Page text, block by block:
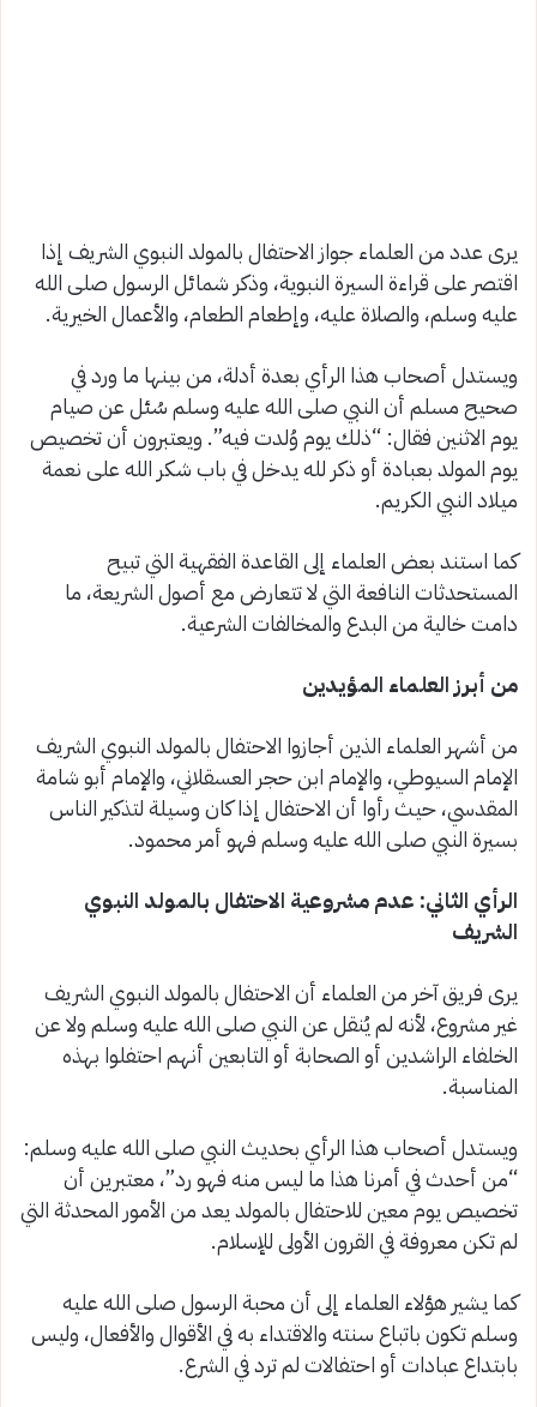
يرى عدد من العلماء جواز الاحتفال بالمولد النبوي الشريف إذا
اقتصر على قراءة السيرة النبوية، وذكر شمائل الرسول صلى الله
عليه وسلم، والصلاة عليه، وإطعام الطعام، والأعمال الخيرية.
ويستدل أصحاب هذا الرأي بعدة أدلة، من بينها ما ورد في
صحيح مسلم أن النبي صلى الله عليه وسلم سُئل عن صيام
يوم الاثنين فقال: “ذلك يوم وُلدت فيه”. ويعتبرون أن تخصيص
يوم المولد بعبادة أو ذكر لله يدخل في باب شكر الله على نعمة
ميلاد النبي الكريم.
كما استند بعض العلماء إلى القاعدة الفقهية التي تبيح
المستحدثات النافعة التي لا تتعارض مع أصول الشريعة، ما
دامت خالية من البدع والمخالفات الشرعية.
من أبرز العلماء المؤيدين
من أشهر العلماء الذين أجازوا الاحتفال بالمولد النبوي الشريف
الإمام السيوطي، والإمام ابن حجر العسقلاني، والإمام أبو شامة
المقدسي، حيث رأوا أن الاحتفال إذا كان وسيلة لتذكير الناس
بسيرة النبي صلى الله عليه وسلم فهو أمر محمود.
الرأي الثاني: عدم مشروعية الاحتفال بالمولد النبوي
الشريف
يرى فريق آخر من العلماء أن الاحتفال بالمولد النبوي الشريف
غير مشروع، لأنه لم يُنقل عن النبي صلى الله عليه وسلم ولا عن
الخلفاء الراشدين أو الصحابة أو التابعين أنهم احتفلوا بهذه
المناسبة.
ويستدل أصحاب هذا الرأي بحديث النبي صلى الله عليه وسلم:
“من أحدث في أمرنا هذا ما ليس منه فهو رد”، معتبرين أن
تخصيص يوم معين للاحتفال بالمولد يعد من الأمور المحدثة التي
لم تكن معروفة في القرون الأولى للإسلام.
كما يشير هؤلاء العلماء إلى أن محبة الرسول صلى الله عليه
وسلم تكون باتباع سنته والاقتداء به في الأقوال والأفعال، وليس
بابتداع عبادات أو احتفالات لم ترد في الشرع.